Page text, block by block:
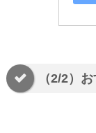
（2/2）